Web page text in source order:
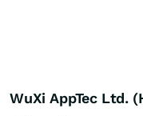
WuXi AppTec Ltd.